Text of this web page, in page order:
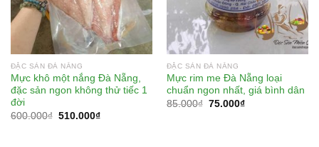
ĐẶC SẢN ĐÀ NẴNG
Mực khô một nắng Đà Nẵng,
đặc sản ngon không thử tiếc 1
đời
600.000₫ 510.000₫
ĐẶC SẢN ĐÀ NẴNG
Mực rim me Đà Nẵng loại
chuẩn ngon nhất, giá bình dân
85.000₫ 75.000₫